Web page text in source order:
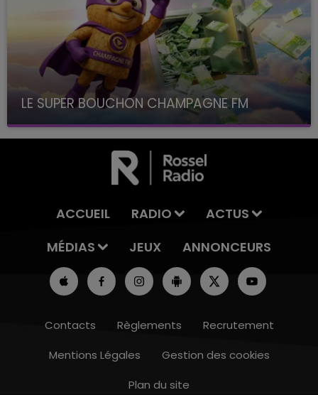
LE SUPER BOUCHON CHAMPAGNE FM
avec La Famille Champagne FM, à 8H10
ACCUEIL RADIO
ACTUS
MÉDIAS
JEUX ANNONCEURS
Contacts Règlements
Recrutement
Mentions Légales
Gestion des cookies
Plan du site